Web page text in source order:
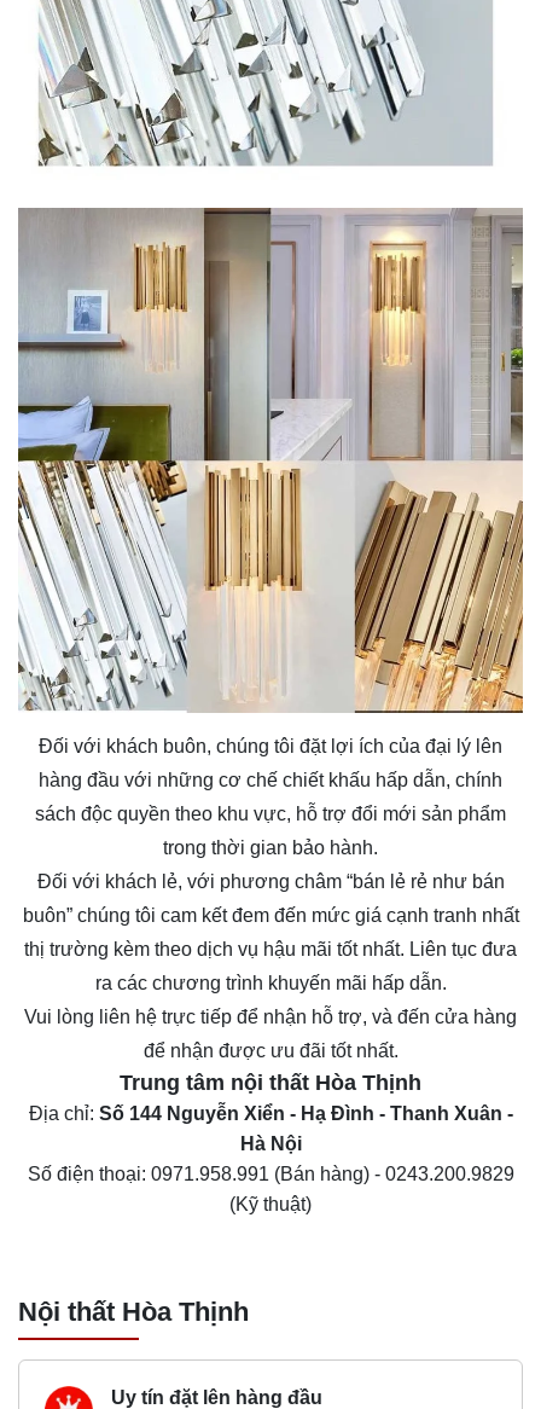
Đối với khách buôn, chúng tôi đặt lợi ích của đại lý lên
hàng đầu với những cơ chế chiết khấu hấp dẫn, chính
sách độc quyền theo khu vực, hỗ trợ đổi mới sản phẩm
trong thời gian bảo hành.
Đối với khách lẻ, với phương châm “bán lẻ rẻ như bán
buôn” chúng tôi cam kết đem đến mức giá cạnh tranh nhất
thị trường kèm theo dịch vụ hậu mãi tốt nhất. Liên tục đưa
ra các chương trình khuyến mãi hấp dẫn.
Vui lòng liên hệ trực tiếp để nhận hỗ trợ, và đến cửa hàng
để nhận được ưu đãi tốt nhất.
Trung tâm nội thất Hòa Thịnh
Địa chỉ: Số 144 Nguyễn Xiển - Hạ Đình - Thanh Xuân -
Hà Nội
Số điện thoại: 0971.958.991 (Bán hàng) - 0243.200.9829
(Kỹ thuật)
Nội thất Hòa Thịnh
Uy tín đặt lên hàng đầu